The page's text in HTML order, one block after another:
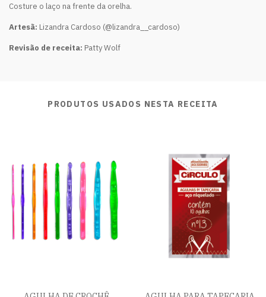
Costure o laço na frente da orelha.
Artesã: Lizandra Cardoso (@lizandra__cardoso)
Revisão de receita: Patty Wolf
PRODUTOS USADOS NESTA RECEITA